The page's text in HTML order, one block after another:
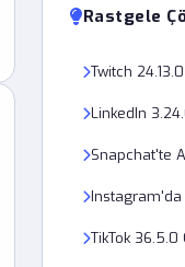
Rastgele